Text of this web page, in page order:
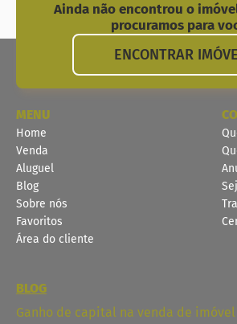
Ainda não encontrou o
procuramos para
ENCONTRAR
MENU
Home
Venda
Aluguel
Blog
Sobre nós
Favoritos
Área do cliente
BLOG
Ganho de capital na venda de imóvel